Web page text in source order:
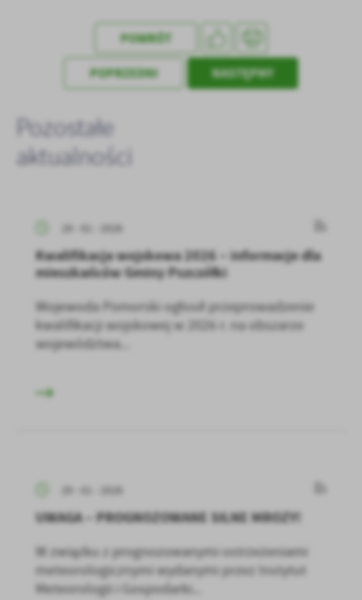
POWRÓT
POPRZEDNI NASTĘPNY
Pozostałe
aktualności
29 - 01 - 2026
Kwalifikacja wojskowa 2026 – informacje dla
mieszkańców Gminy Pszczółki
Wojewoda Pomorski ogłosił przeprowadzenie
kwalifikacji wojskowej w 2026 r. na obszarze
województwa...
29 - 01 - 2026
UWAGA – PROGNOZOWANE SILNE MROZY!
W związku z prognozowanymi ostrzeżeniami
meteorologicznymi wydanymi przez Instytut
Meteorologii i Gospodarki...